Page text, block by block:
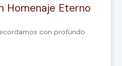
Homenaje Eterno
con profundo